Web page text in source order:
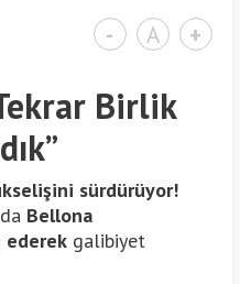
- A +
Birlik
sürdürüyor!
Bellona
ederekgalibiyet